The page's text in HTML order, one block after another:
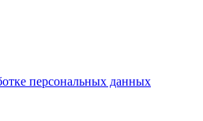
персональных данных